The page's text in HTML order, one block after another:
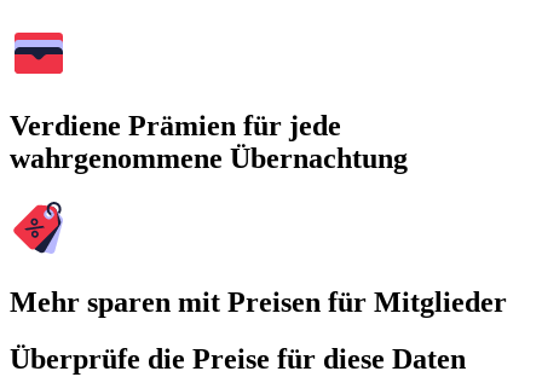
Verdiene Prämien für jede
wahrgenommene Übernachtung
Mehr sparen mit Preisen für Mitglieder
Überprüfe die Preise für diese Daten